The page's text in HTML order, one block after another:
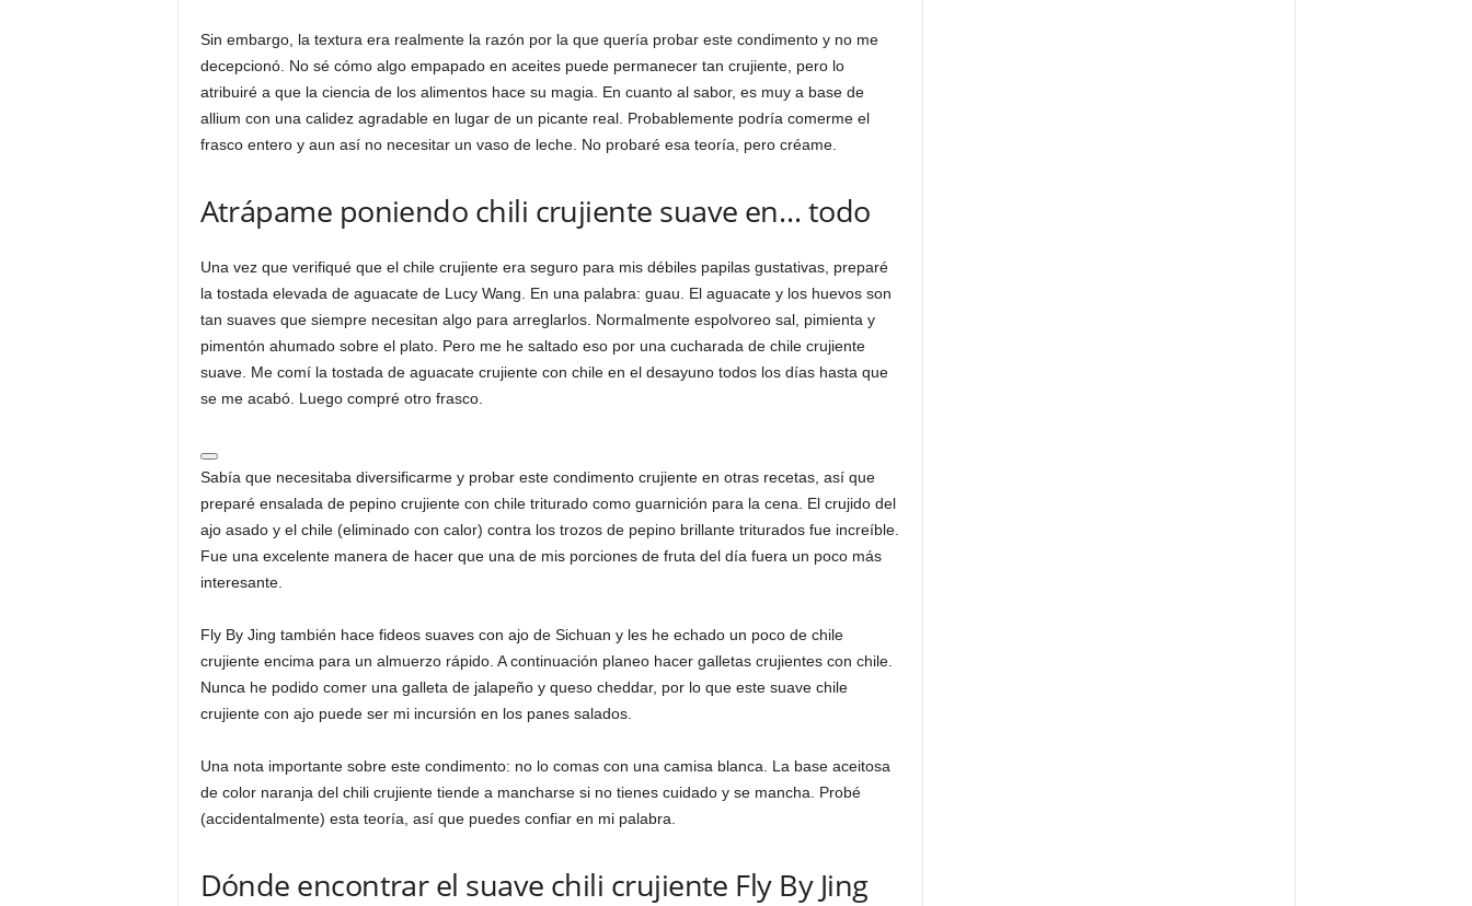
Sin embargo, la textura era realmente la razón por la que quería probar este condimento y no me
decepcionó. No sé cómo algo empapado en aceites puede permanecer tan crujiente, pero lo
atribuiré a que la ciencia de los alimentos hace su magia. En cuanto al sabor, es muy a base de
allium con una calidez agradable en lugar de un picante real. Probablemente podría comerme el
frasco entero y aun así no necesitar un vaso de leche. No probaré esa teoría, pero créame.
Atrápame poniendo chili crujiente suave en… todo
Una vez que verifiqué que el chile crujiente era seguro para mis débiles papilas gustativas, preparé
la tostada elevada de aguacate de Lucy Wang. En una palabra: guau. El aguacate y los huevos son
tan suaves que siempre necesitan algo para arreglarlos. Normalmente espolvoreo sal, pimienta y
pimentón ahumado sobre el plato. Pero me he saltado eso por una cucharada de chile crujiente
suave. Me comí la tostada de aguacate crujiente con chile en el desayuno todos los días hasta que
se me acabó. Luego compré otro frasco.
Sabía que necesitaba diversificarme y probar este condimento crujiente en otras recetas, así que
preparé ensalada de pepino crujiente con chile triturado como guarnición para la cena. El crujido del
ajo asado y el chile (eliminado con calor) contra los trozos de pepino brillante triturados fue increíble.
Fue una excelente manera de hacer que una de mis porciones de fruta del día fuera un poco más
interesante.
Fly By Jing también hace fideos suaves con ajo de Sichuan y les he echado un poco de chile
crujiente encima para un almuerzo rápido. A continuación planeo hacer galletas crujientes con chile.
Nunca he podido comer una galleta de jalapeño y queso cheddar, por lo que este suave chile
crujiente con ajo puede ser mi incursión en los panes salados.
Una nota importante sobre este condimento: no lo comas con una camisa blanca. La base aceitosa
de color naranja del chili crujiente tiende a mancharse si no tienes cuidado y se mancha. Probé
(accidentalmente) esta teoría, así que puedes confiar en mi palabra.
Dónde encontrar el suave chili crujiente Fly By Jing